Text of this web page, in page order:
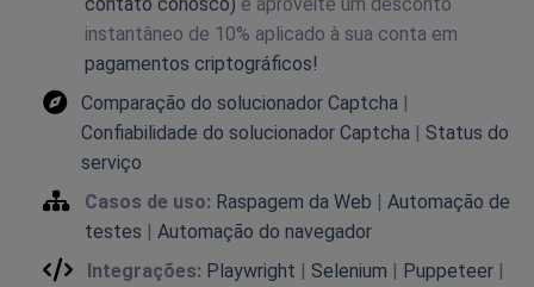
instantâneo de 10% aplicado à sua conta em
pagamentos criptográficos!
Comparação do solucionador Captcha |
Confiabilidade do solucionador Captcha | Status do
serviço
Casos de uso: Raspagem da Web | Automação de
testes | Automação do navegador
Integrações: Playwright | Selenium | Puppeteer |